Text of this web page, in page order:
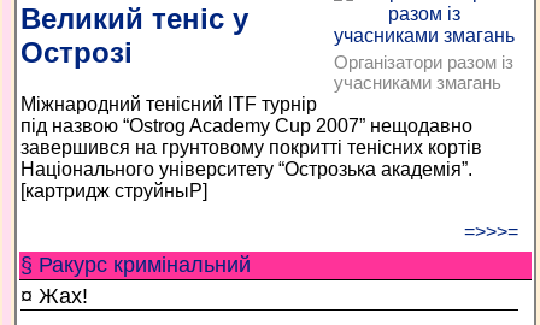
Організатори разом із
учасниками змагань
Великий теніс у
Острозі
Міжнародний тенісний ITF турнір
під назвою “Ostrog Academy Cup 2007” нещодавно
завершився на грунтовому покритті тенісних кортів
Національного університету “Острозька академія”.
[картридж струйныР]
=>>>=
§ Ракурс кримінальний
¤ Жах!